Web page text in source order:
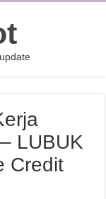
LUBUK
Credit